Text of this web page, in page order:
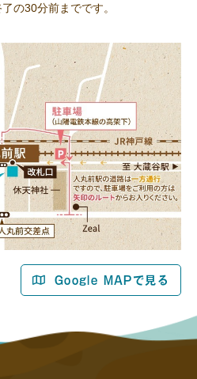
の30分前までです。
Google MAPで見る